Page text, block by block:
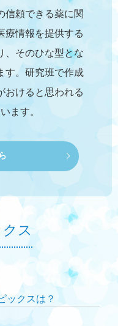
信頼できる薬に関
療情報を提供する
、そのひな型とな
す。研究班で作成
おけると思われる
ます。
ス
ックスは？